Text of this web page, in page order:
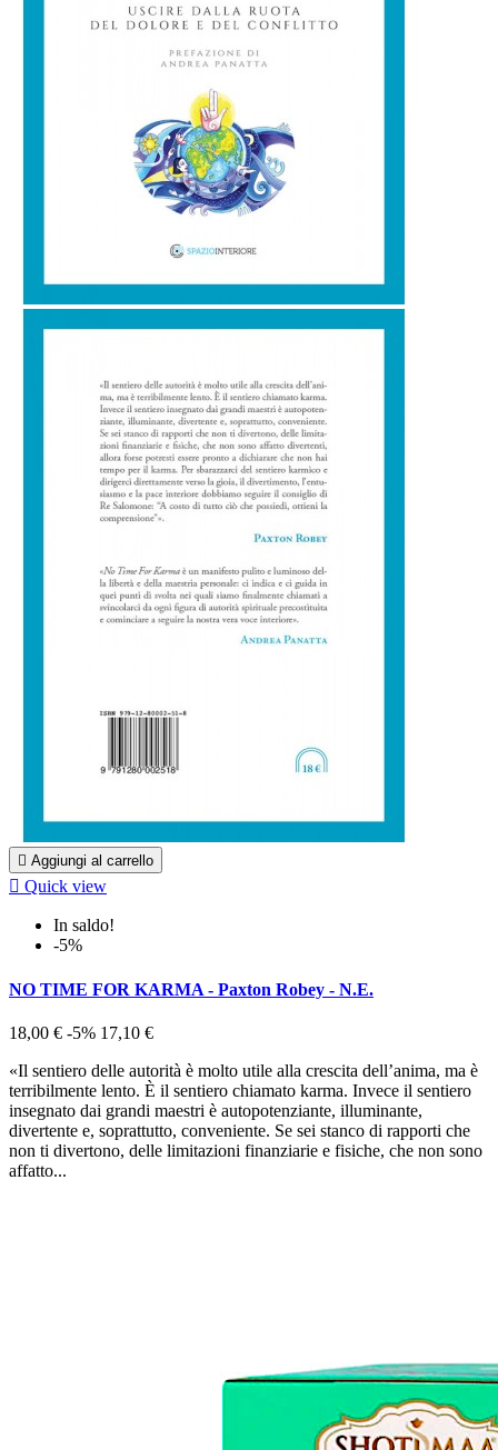
 Aggiungi al carrello
 Quick view
In saldo!
-5%
NO TIME FOR KARMA - Paxton Robey - N.E.
18,00 € -5% 17,10 €
«Il sentiero delle autorità è molto utile alla crescita dell’anima, ma è
terribilmente lento. È il sentiero chiamato karma. Invece il sentiero
insegnato dai grandi maestri è autopotenziante, illuminante,
divertente e, soprattutto, conveniente. Se sei stanco di rapporti che
non ti divertono, delle limitazioni finanziarie e fisiche, che non sono
affatto...